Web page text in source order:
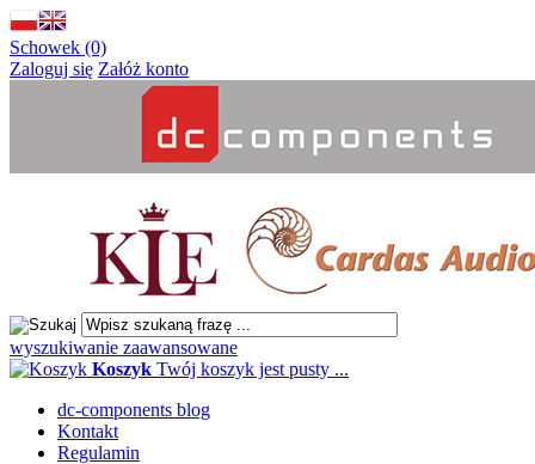
Schowek (0)
Zaloguj się Załóż konto
wyszukiwanie zaawansowane
Koszyk Twój koszyk jest pusty ...
dc-components blog
Kontakt
Regulamin